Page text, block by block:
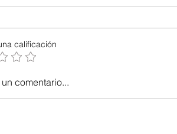
calificación
comentario...